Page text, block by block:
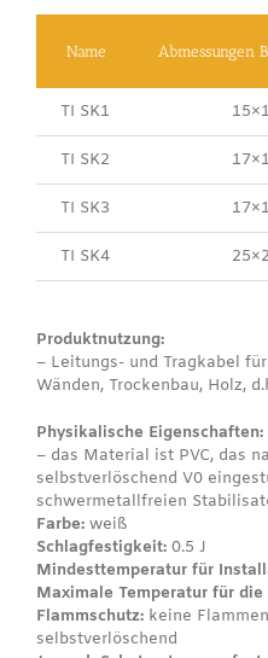
Name Abmessungen
TI SK1
TI SK2
TI SK3
TI SK4
Produktnutzung:
– Leitungs- und Tragkabel
Wänden, Trockenbau, Holz,
Physikalische Eigenschaften:
– das Material ist PVC, das
selbstverlöschend V0
schwermetallfreien
Farbe: weiß
Schlagfestigkeit: 0.5 J
Mindesttemperatur für
Maximale Temperatur für die
Flammschutz: keine
selbstverlöschend